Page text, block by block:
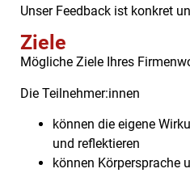
Unser Feedback ist konkret
Ziele
Mögliche Ziele Ihres
Die Teilnehmer:innen
können die eigene
und reflektieren
können Körpersprache